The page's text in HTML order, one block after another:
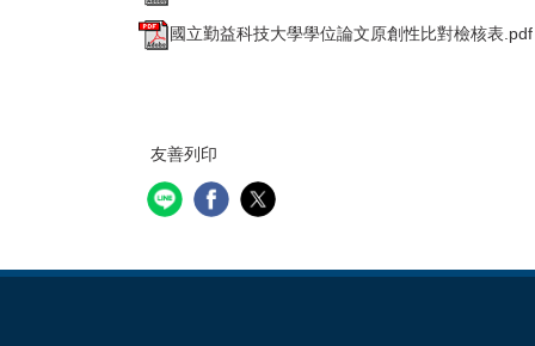
國立勤益科技大學學位論文原創性比對檢核表.pdf
友善列印